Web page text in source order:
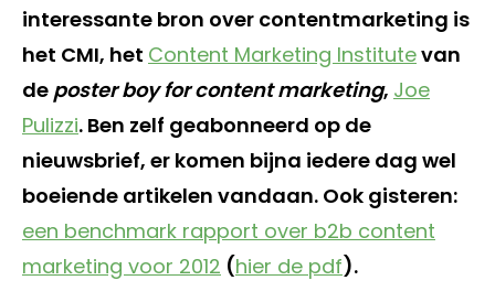
interessante bron over contentmarketing is
het CMI, het Content Marketing Institutevan
de poster boy for content marketing, Joe
Pulizzi. Ben zelf geabonneerd op de
nieuwsbrief, er komen bijna iedere dag wel
boeiende artikelen vandaan. Ook gisteren:
een benchmark rapport over b2b content
marketing voor 2012 (hier de pdf).